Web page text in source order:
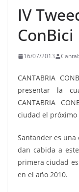
IV
ConBici
16/07/2013
CANTABRIA
presentar la
CANTABRIA
ciudad el próximo
Santander es una
dan cabida a
primera ciudad
en el año 2010.